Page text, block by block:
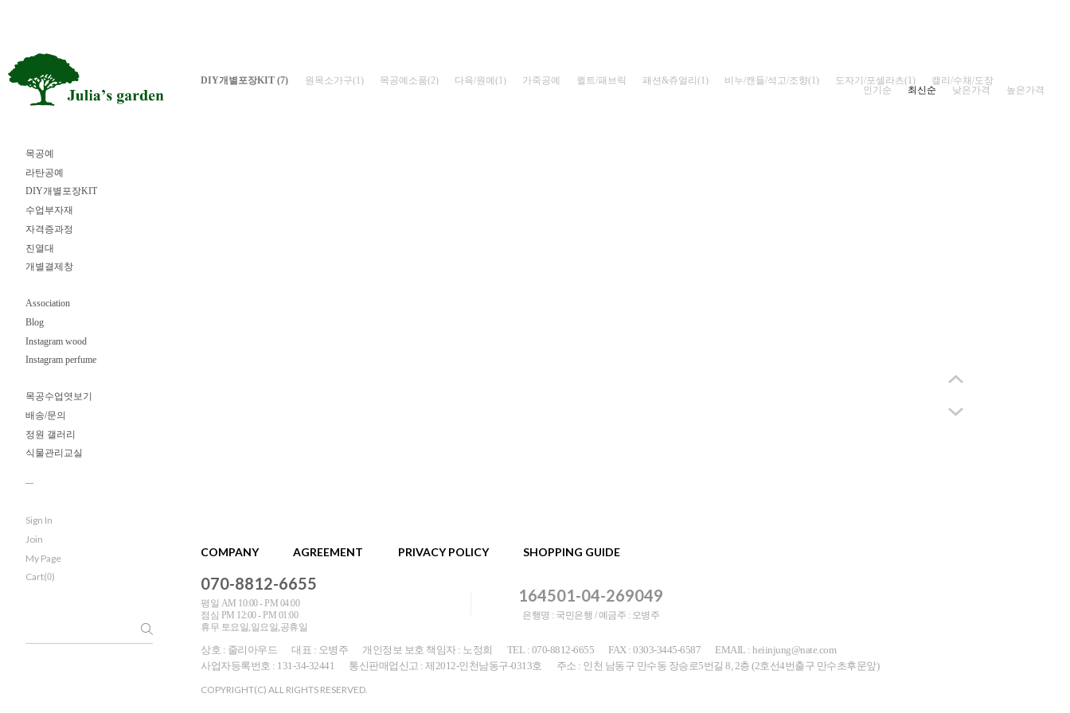
목공예
라탄공예
DIY개별포장KIT
수업부자재
자격증과정
진열대
개별결제창
Association
Blog
Instagram wood
Instagram perfume
목공수업엿보기
배송/문의
정원 갤러리
식물관리교실
Sign In
Join
My Page
Cart(0)
DIY개별포장KIT (7) 원목소가구(1) 목공예소품(2) 다육/원예(1) 가죽공예 퀼트/패브릭 패션&쥬얼리(1) 비누/캔들/석고/조향(1) 도자기/포셀라츠(1)
캘리/수채/도장
인기순
최신순 낮은가격 높은가격
COMPANY AGREEMENT PRIVACY POLICY SHOPPING GUIDE
070-8812-6655
평일 AM 10:00 - PM 04:00
점심 PM 12:00 - PM 01:00
휴무 토요일,일요일,공휴일
164501-04-269049
은행명 : 국민은행 / 예금주 : 오병주
상호 : 줄리아우드 대표 : 오병주 개인정보 보호 책임자 : 노정희 TEL : 070-8812-6655 FAX : 0303-3445-6587
EMAIL : heiinjung@nate.com
사업자등록번호 : 131-34-32441
통신판매업신고 : 제2012-인천남동구-0313호
주소 : 인천 남동구 만수동 장승로5번길 8, 2층 (2호선4번출구 만수초후문앞)
COPYRIGHT(C) ALL RIGHTS RESERVED.